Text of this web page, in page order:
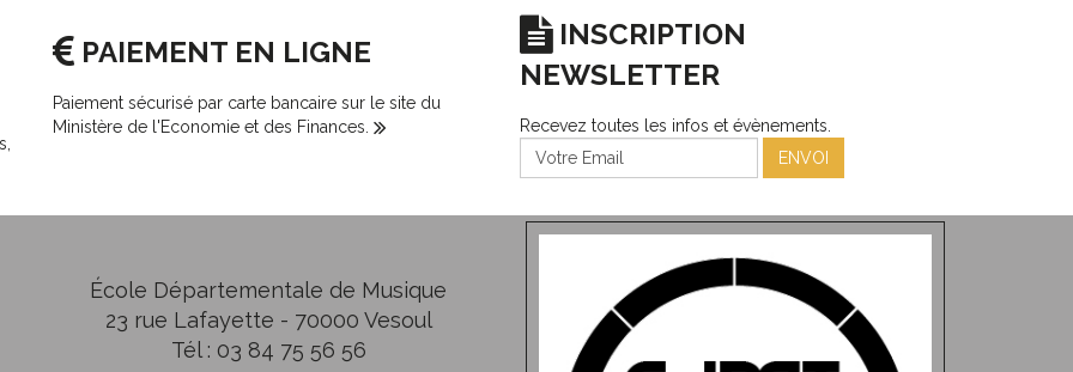
PAIEMENT EN LIGNE
Paiement sécurisé par carte bancaire sur le site du
Ministère de l'Economie et des Finances.
INSCRIPTION
NEWSLETTER
Recevez toutes les infos et évènements.
ENVOI
École Départementale de Musique
23 rue Lafayette - 70000 Vesoul
Tél : 03 84 75 56 56